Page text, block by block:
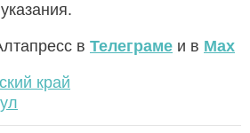
в Телеграме и в Max
край